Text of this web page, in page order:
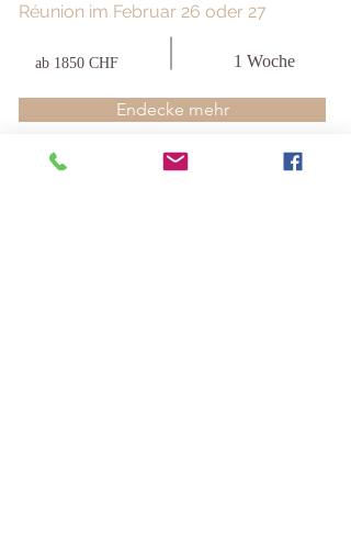
Réunion im Februar 26 oder 27
ab 1850 CHF 1 Woche
Endecke mehr